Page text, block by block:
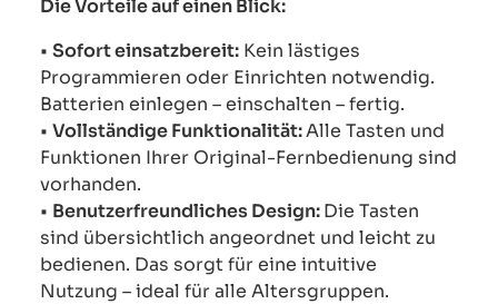
Die Vorteile auf einen Blick:
• Sofort einsatzbereit: Kein lästiges
Programmieren oder Einrichten notwendig.
Batterien einlegen – einschalten – fertig.
• Vollständige Funktionalität:Alle Tasten und
Funktionen Ihrer Original-Fernbedienung sind
vorhanden.
• Benutzerfreundliches Design:Die Tasten
sind übersichtlich angeordnet und leicht zu
bedienen. Das sorgt für eine intuitive
Nutzung – ideal für alle Altersgruppen.